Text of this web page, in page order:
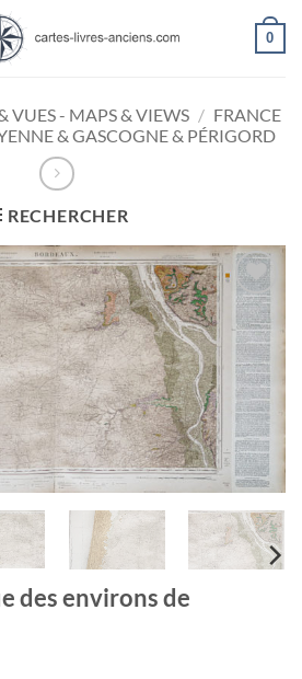
0
VUES - MAPS & VIEWS / FRANCE
& GASCOGNE & PÉRIGORD
RECHERCHER
Ajouter
à la
wishlist
des environs de